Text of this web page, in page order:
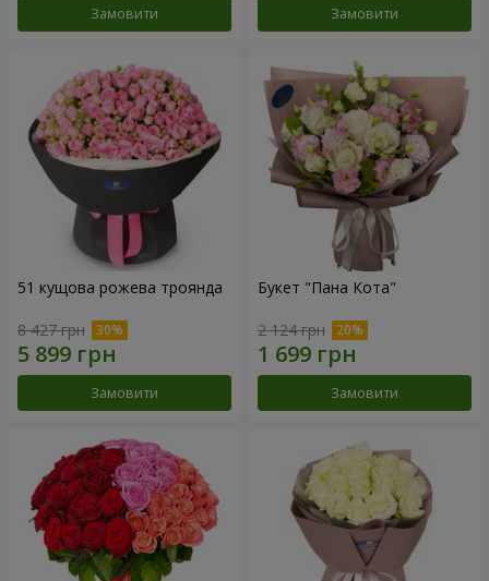
Замовити Замовити
51 кущова рожева троянда
8 427 грн
Замовити
Букет "Пана Кота"
2 124 грн
Замовити